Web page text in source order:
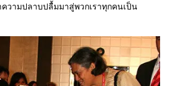
ความปลาบปลื้มมาสู่พวกเราทุกคนเป็น